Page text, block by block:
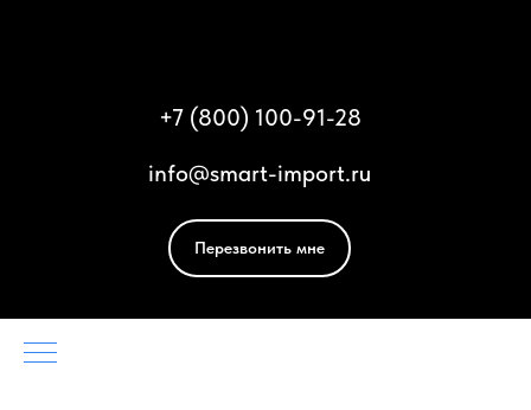
+7 (800) 100-91-28
info@smart-import.ru
Перезвонить мне